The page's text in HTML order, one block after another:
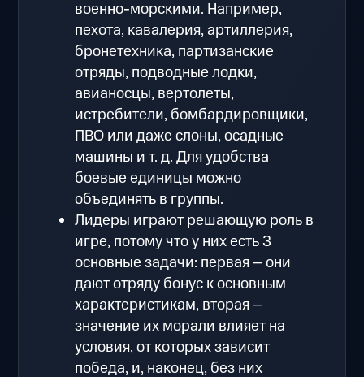
военно-морскими. Например,
пехота, кавалерия, артиллерия,
бронетехника, партизанские
отряды, подводные лодки,
авианосцы, вертолеты,
истребители, бомбардировщики,
ПВО или даже слоны, осадные
машины и т. д. Для удобства
боевые единицы можно
объединять в группы.
Лидеры играют решающую роль в
игре, потому что у них есть 3
основные задачи: первая – они
дают отряду бонус к основным
характеристикам, вторая –
значение их морали влияет на
условия, от которых зависит
победа, и, наконец, без них